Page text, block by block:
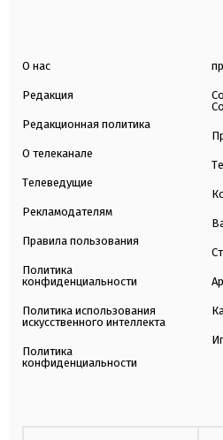
О нас
Редакция
Редакционная политика
О телеканале
Телеведущие
Рекламодателям
Правила пользования
Политика
конфиденциальности
Политика использования
искусственного интеллекта
Политика
конфиденциальности